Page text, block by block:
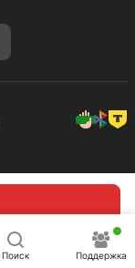
Поиск Поддержка